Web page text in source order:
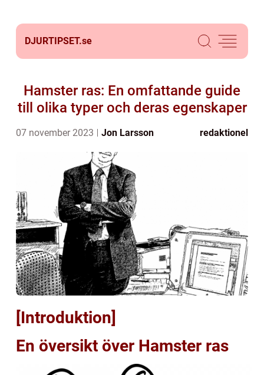
DJURTIPSET.se
Hamster ras: En omfattande guide
till olika typer och deras egenskaper
07 november 2023 Jon Larsson redaktionel
[Introduktion]
En översikt över Hamster ras